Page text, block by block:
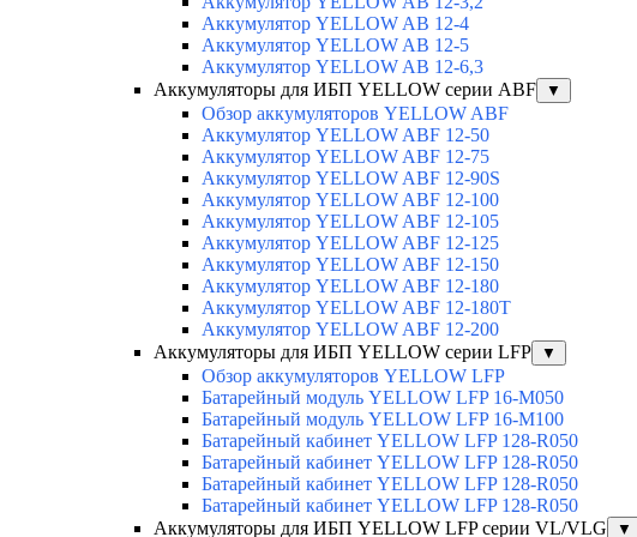
Аккумулятор YELLOW AB 12-4
Аккумулятор YELLOW AB 12-5
Аккумулятор YELLOW AB 12-6,3
Аккумуляторы для ИБП YELLOW серии ABF
▼
Обзор аккумуляторов YELLOW ABF
Аккумулятор YELLOW ABF 12-50
Аккумулятор YELLOW ABF 12-75
Аккумулятор YELLOW ABF 12-90S
Аккумулятор YELLOW ABF 12-100
Аккумулятор YELLOW ABF 12-105
Аккумулятор YELLOW ABF 12-125
Аккумулятор YELLOW ABF 12-150
Аккумулятор YELLOW ABF 12-180
Аккумулятор YELLOW ABF 12-180Т
Аккумулятор YELLOW ABF 12-200
Аккумуляторы для ИБП YELLOW серии LFP
▼
Обзор аккумуляторов YELLOW LFP
Батарейный модуль YELLOW LFP 16-M050
Батарейный модуль YELLOW LFP 16-M100
Батарейный кабинет YELLOW LFP 128-R050
Батарейный кабинет YELLOW LFP 128-R050
Батарейный кабинет YELLOW LFP 128-R050
Батарейный кабинет YELLOW LFP 128-R050
Аккумуляторы для ИБП YELLOW LFP серии VL/VLG
▼